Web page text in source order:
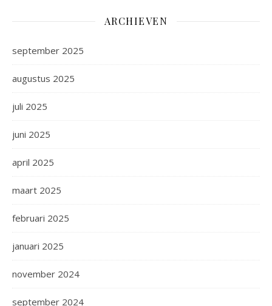
ARCHIEVEN
september 2025
augustus 2025
juli 2025
juni 2025
april 2025
maart 2025
februari 2025
januari 2025
november 2024
september 2024